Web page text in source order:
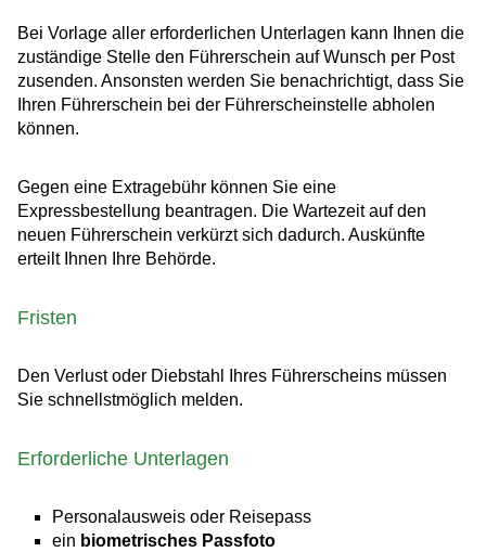
Bei Vorlage aller erforderlichen Unterlagen kann Ihnen die
zuständige Stelle den Führerschein auf Wunsch per Post
zusenden. Ansonsten werden Sie benachrichtigt, dass Sie
Ihren Führerschein bei der Führerscheinstelle abholen
können.
Gegen eine Extragebühr können Sie eine
Expressbestellung beantragen. Die Wartezeit auf den
neuen Führerschein verkürzt sich dadurch. Auskünfte
erteilt Ihnen Ihre Behörde.
Fristen
Den Verlust oder Diebstahl Ihres Führerscheins müssen
Sie schnellstmöglich melden.
Erforderliche Unterlagen
Personalausweis oder Reisepass
ein biometrisches Passfoto